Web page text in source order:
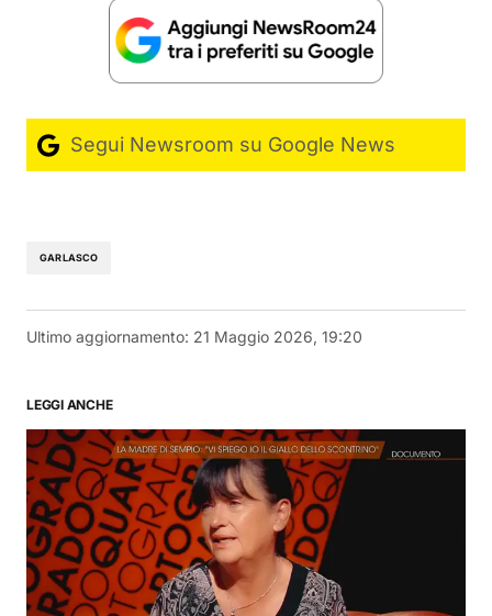
Segui Newsroom su Google News
GARLASCO
Ultimo aggiornamento: 21 Maggio 2026, 19:20
LEGGI ANCHE